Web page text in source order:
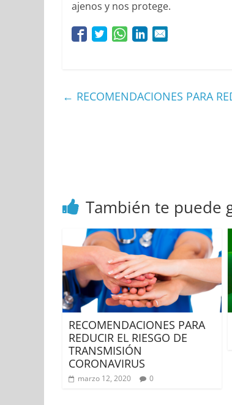
ajenos y nos protege.
← RECOMENDACIONES PARA
También te puede
RECOMENDACIONES PARA
REDUCIR EL RIESGO DE
TRANSMISIÓN
CORONAVIRUS
marzo 12, 2020 0